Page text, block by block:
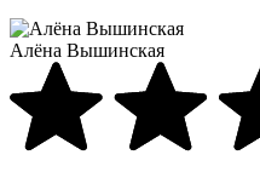
Алёна Вышинская